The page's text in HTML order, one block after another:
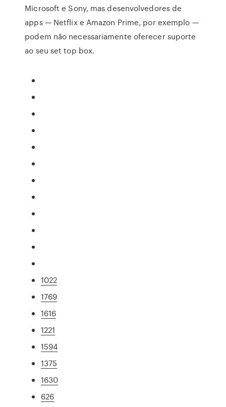
Microsoft e Sony, mas desenvolvedores de
apps — Netflix e Amazon Prime, por exemplo —
podem não necessariamente oferecer suporte
ao seu set top box.
1022
1769
1616
1221
1594
1375
1630
626